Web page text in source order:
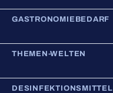
GASTRONOMIEBEDARF
THEMEN-WELTEN
DESINFEKTIONSMITTEL